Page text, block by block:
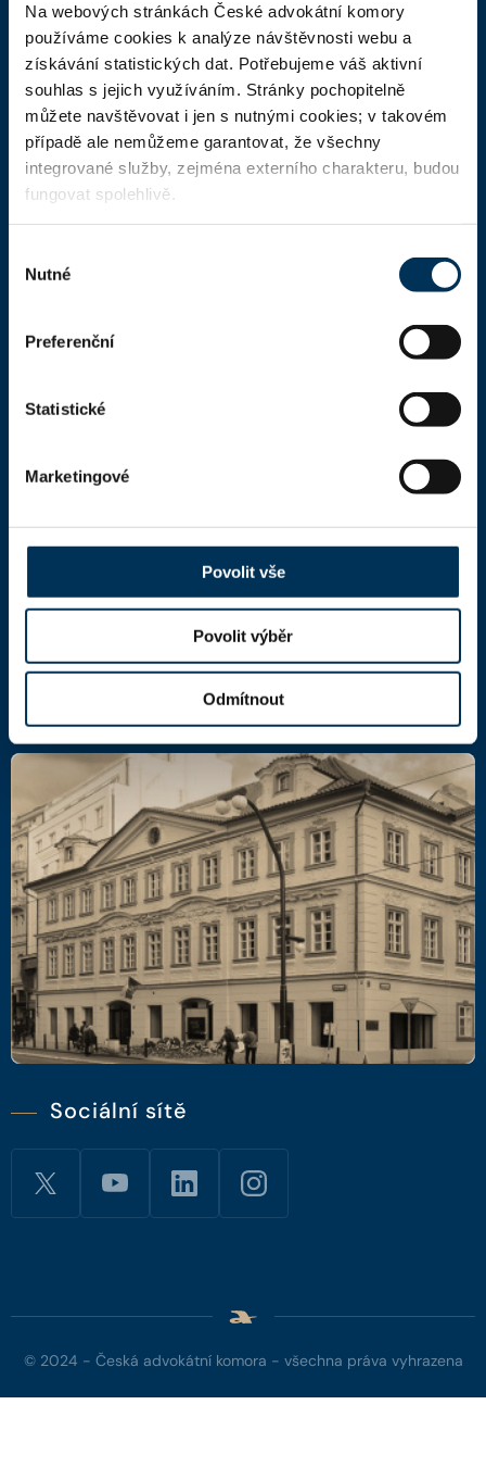
Na webových stránkách České advokátní komory
používáme cookies k analýze návštěvnosti webu a
získávání statistických dat. Potřebujeme váš aktivní
souhlas s jejich využíváním. Stránky pochopitelně
můžete navštěvovat i jen s nutnými cookies; v takovém
případě ale nemůžeme garantovat, že všechny
integrované služby, zejména externího charakteru, budou
fungovat spolehlivě.
souhlasu
Nutné
Preferenční
Statistické
Marketingové
Povolit vše
Povolit výběr
Odmítnout
ČAK
Domů
Aktuality
Dokumenty a formuláře
Pro veřejnost
Advokátní deník
Portál ČAK
Česká advokátní komora
Kaňkův palác
110 00 Praha 1,mapa
DIČ: CZ66000777
Sociální sítě
© 2024 - Česká advokátní komora - všechna práva vyhrazena